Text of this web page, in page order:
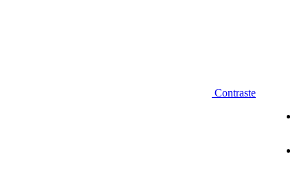
Contraste